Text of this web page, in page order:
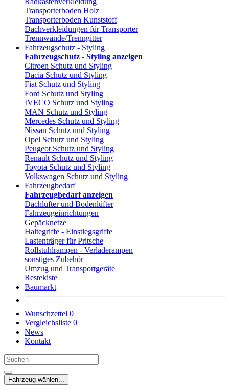
Transporterboden Holz
Transporterboden Kunststoff
Dachverkleidungen für Transporter
Trennwände/Trenngitter
Fahrzeugschutz - Styling
Fahrzeugschutz - Styling anzeigen
Citroen Schutz und Styling
Dacia Schutz und Styling
Fiat Schutz und Styling
Ford Schutz und Styling
IVECO Schutz und Styling
MAN Schutz und Styling
Mercedes Schutz und Styling
Nissan Schutz und Styling
Opel Schutz und Styling
Peugeot Schutz und Styling
Renault Schutz und Styling
Toyota Schutz und Styling
Volkswagen Schutz und Styling
Fahrzeugbedarf
Fahrzeugbedarf anzeigen
Dachlüfter und Bodenlüfter
Fahrzeugeinrichtungen
Gepäcknetze
Haltegriffe - Einstiegsgriffe
Lastenträger für Pritsche
Rollstuhlrampen - Verladerampen
sonstiges Zubehör
Umzug und Transportgeräte
Restekiste
Baumarkt
Wunschzettel 0
Vergleichsliste 0
News
Kontakt
Fahrzeug wählen...